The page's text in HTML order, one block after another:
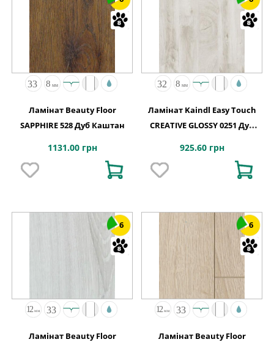
Ламінат Beauty Floor
SAPPHIRE 528 Дуб Каштан
1131.00 грн
Ламінат Kaindl Easy Touch
CREATIVE GLOSSY 0251 Дуб
925.60 грн
6
Ламінат Beauty Floor
6
Ламінат Beauty Floor